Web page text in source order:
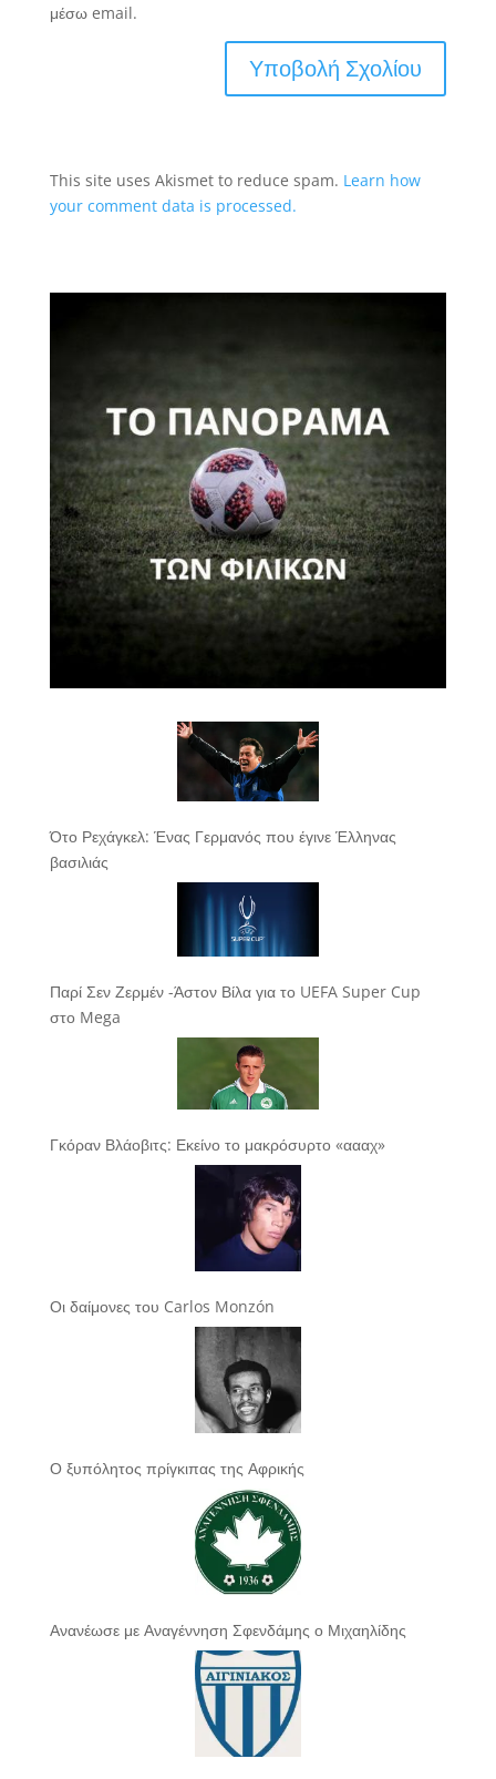
μέσω email.
This site uses Akismet to reduce spam. Learn how
your comment data is processed.
Ότο Ρεχάγκελ: Ένας Γερμανός που έγινε Έλληνας
βασιλιάς
Παρί Σεν Ζερμέν -Άστον Βίλα για το UEFA Super Cup
στο Mega
Γκόραν Βλάοβιτς: Εκείνο το μακρόσυρτο «αααχ»
Οι δαίμονες του Carlos Monzón
Ο ξυπόλητος πρίγκιπας της Αφρικής
Ανανέωσε με Αναγέννηση Σφενδάμης ο Μιχαηλίδης